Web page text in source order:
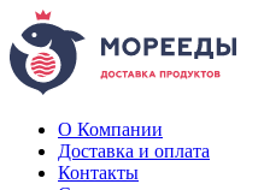
О Компании
Доставка и оплата
Контакты